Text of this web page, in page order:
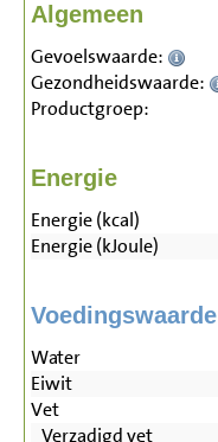
Algemeen
Gevoelswaarde:
Gezondheidswaarde:
Productgroep:
Energie
Energie (kcal)
Energie (kJoule)
Voedingswaarde
Water
Eiwit
Vet
Verzadigd vet